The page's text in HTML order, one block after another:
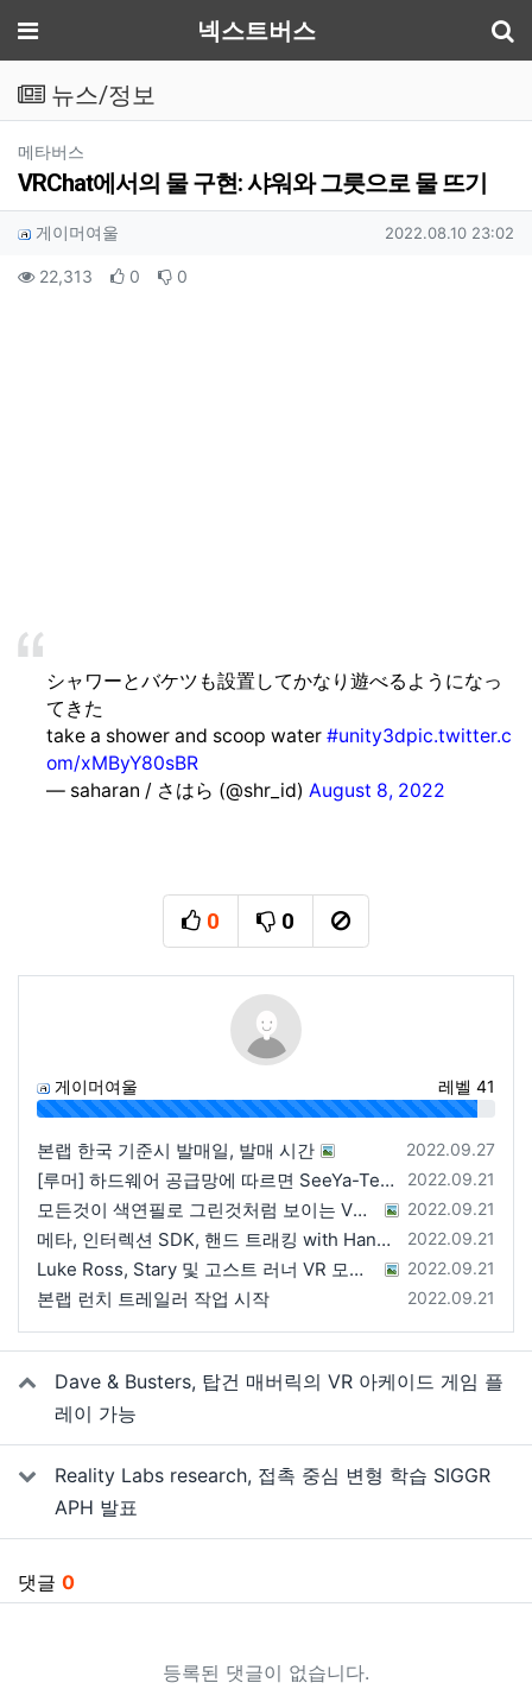
메뉴 넥스트버스
뉴스/정보
메타버스
VRChat에서의 물 구현: 샤워와 그릇으로 물 뜨기
작성자 정보
게이머여울 작성일
2022.08.10 23:02
컨텐츠 정보
22,313 조회 0 추천 0
シャワーとバケツも設置してかなり遊べるようになっ
てきた
take a shower and scoop water #unity3dpic.twitter.c
om/xMByY80sBR
— saharan / さはら (@shr_id) August 8, 2022
0
추천
0
비추천신고
게이머여울 레벨 41
96%
등록일
2022.09.27
본랩 한국 기준시 발매일, 발매 시간
등록일
2022.09.21
[루머] 하드웨어 공급망에 따르면 SeeYa-Tech가 Apple에 여러 번 uOLED 샘플을 보냄
등록일
2022.09.21
모든것이 색연필로 그린것처럼 보이는 VRChat 월드
등록일
2022.09.21
메타, 인터렉션 SDK, 핸드 트래킹 with Hands 2.1에 대한 강연 예정
등록일
2022.09.21
Luke Ross, Stary 및 고스트 러너 VR 모드 공개
등록일
2022.09.21
본랩 런치 트레일러 작업 시작
관련자료Dave & Busters, 탑건 매버릭의 VR 아케이드 게임 플
레이 가능
Reality Labs research, 접촉 중심 변형 학습 SIGGR
APH 발표
댓글 0
등록된 댓글이 없습니다.